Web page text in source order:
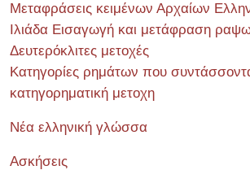
Μεταφράσεις κειμένων Αρχαίων
Ιλιάδα Εισαγωγή και μετάφραση
Δευτερόκλιτες μετοχές
Κατηγορίες ρημάτων που
κατηγορηματική μετοχη
Νέα ελληνική γλώσσα
Ασκήσεις